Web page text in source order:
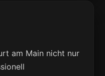
am Main nicht nur